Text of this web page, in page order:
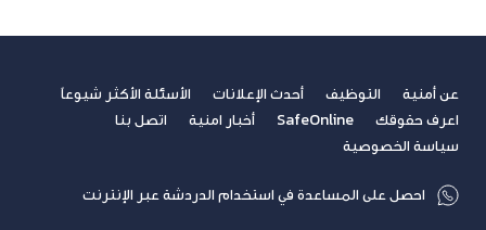
عن أمنية التوظيف أحدث الإعلانات
الأسئلة الأكثر شيوعاً
اعرف حقوقك
SafeOnline أخبار امنية
اتصل بنا
سياسة الخصوصية
احصل على المساعدة في استخدام الدردشة عبر الإنترنت